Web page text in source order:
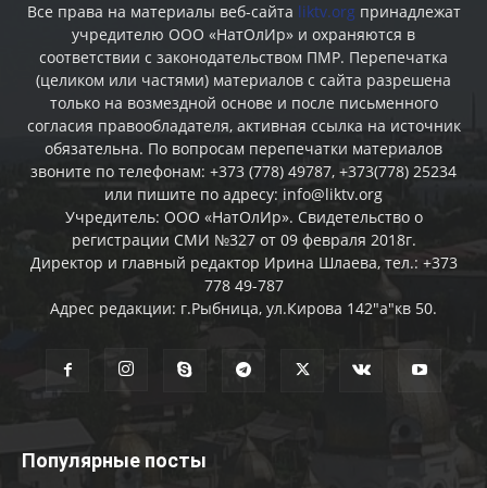
Все права на материалы веб-сайта liktv.org принадлежат
учредителю ООО «НатОлИр» и охраняются в
соответствии с законодательством ПМР. Перепечатка
(целиком или частями) материалов c сайта разрешена
только на возмездной основе и после письменного
согласия правообладателя, активная ссылка на источник
обязательна. По вопросам перепечатки материалов
звоните по телефонам: +373 (778) 49787, +373(778) 25234
или пишите по адресу: info@liktv.org
Учредитель: ООО «НатОлИр». Свидетельство о
регистрации СМИ №327 от 09 февраля 2018г.
Директор и главный редактор Ирина Шлаева, тел.: +373
778 49-787
Адрес редакции: г.Рыбница, ул.Кирова 142"а"кв 50.
Популярные посты